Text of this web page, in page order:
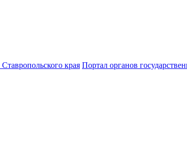
края Портал органов